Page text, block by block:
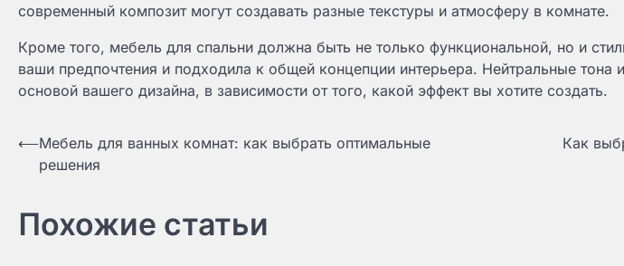
современный композит могут создавать разные текстуры и атмосферу в комнате.
Кроме того, мебель для спальни должна быть не только функциональной, но и
ваши предпочтения и подходила к общей концепции интерьера. Нейтральные тона
основой вашего дизайна, в зависимости от того, какой эффект вы хотите создать.
Навигация
⟵Мебель для ванных комнат: как выбрать оптимальные
решения
Как
Похожие статьи